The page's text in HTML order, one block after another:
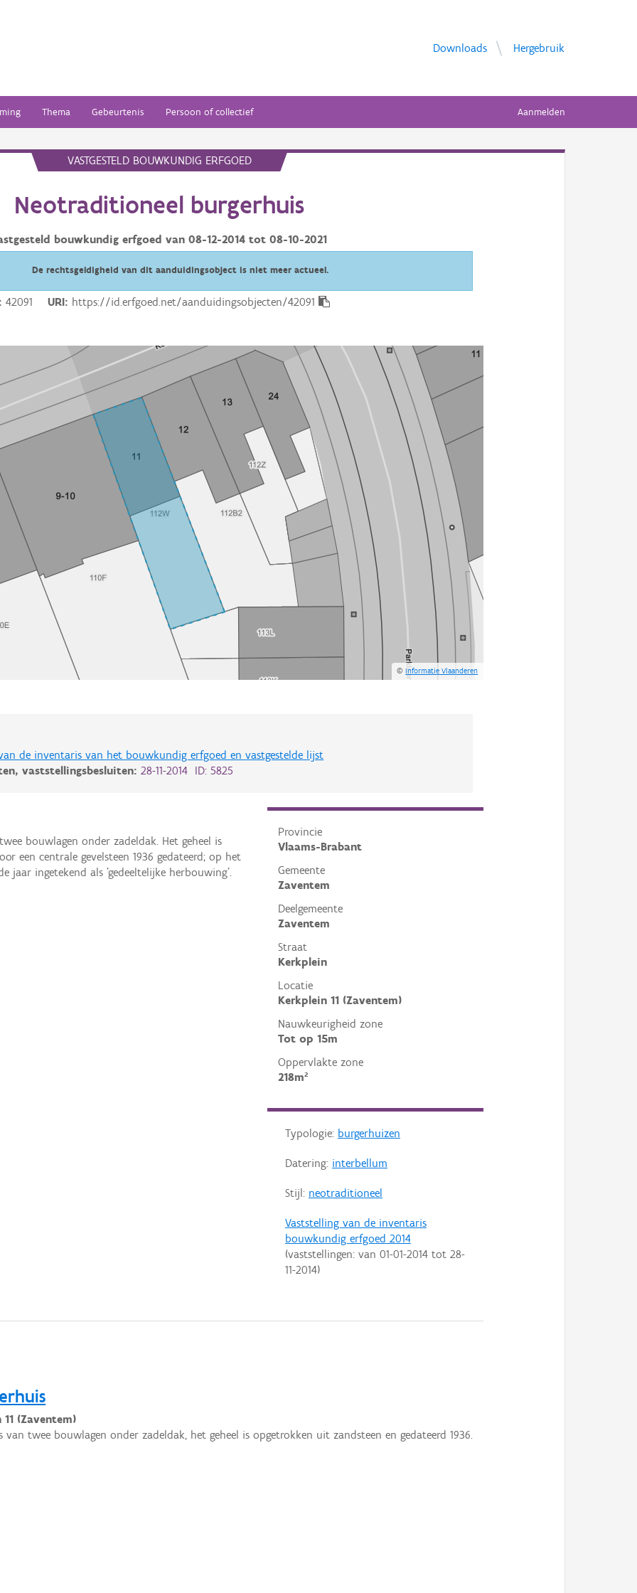
Downloads Hergebruik
Thema Gebeurtenis Persoon of collectief Aanmelden
VASTGESTELD BOUWKUNDIG ERFGOED
Neotraditioneel burgerhuis
bouwkundig erfgoed van08-12-2014 tot08-10-2021
De rechtsgeldigheid van dit aanduidingsobject is niet meer actueel.
42091 URI https://id.erfgoed.net/aanduidingsobjecten/42091
©Informatie Vlaanderen
de inventaris van het bouwkundig erfgoed en vastgestelde lijst
vaststellingsbesluiten:28-11-2014 ID: 5825
Provincie
Vlaams-Brabant
Gemeente
Zaventem
Deelgemeente
Zaventem
Straat
Kerkplein
Locatie
Kerkplein 11 (Zaventem)
Nauwkeurigheid zone
Tot op 15m
Oppervlakte zone
218m²
Typologie: burgerhuizen
Datering: interbellum
Stijl: neotraditioneel
Vaststelling van de inventaris
bouwkundig erfgoed 2014
(vaststellingen: van 01-01-2014tot 28-
11-2014)
bouwlagen onder zadeldak. Het geheel is
een centrale gevelsteen 1936 gedateerd; op het
jaar ingetekend als 'gedeeltelijke herbouwing'.
(Zaventem)
van twee bouwlagen onder zadeldak, het geheel is opgetrokken uit zandsteen en gedateerd 1936.